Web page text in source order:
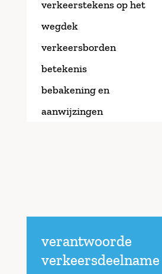
verkeerstekens op het
wegdek
verkeersborden
betekenis
bebakening en
aanwijzingen
verantwoorde
verkeersdeelname